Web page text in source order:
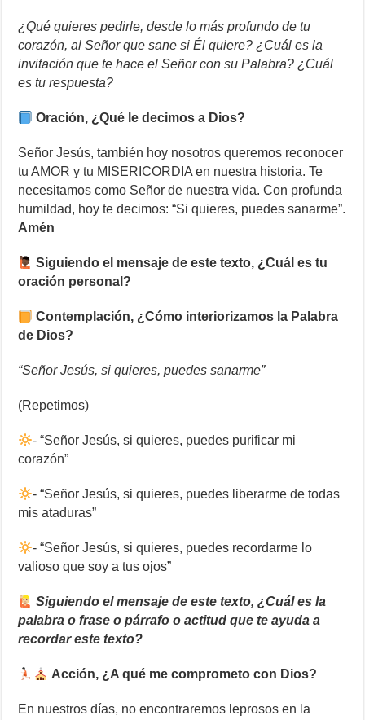
¿Qué quieres pedirle, desde lo más profundo de tu
corazón, al Señor que sane si Él quiere? ¿Cuál es la
invitación que te hace el Señor con su Palabra? ¿Cuál
es tu respuesta?
Oración, ¿Qué le decimos a Dios?
Señor Jesús, también hoy nosotros queremos reconocer
tu AMOR y tu MISERICORDIA en nuestra historia. Te
necesitamos como Señor de nuestra vida. Con profunda
humildad, hoy te decimos: “Si quieres, puedes sanarme”.
Amén
Siguiendo el mensaje de este texto, ¿Cuál es tu
oración personal?
Contemplación, ¿Cómo interiorizamos la Palabra
de Dios?
“Señor Jesús, si quieres, puedes sanarme”
(Repetimos)
- “Señor Jesús, si quieres, puedes purificar mi
corazón”
- “Señor Jesús, si quieres, puedes liberarme de todas
mis ataduras”
- “Señor Jesús, si quieres, puedes recordarme lo
valioso que soy a tus ojos”
Siguiendo el mensaje de este texto, ¿Cuál es la
palabra o frase o párrafo o actitud que te ayuda a
recordar este texto?
Acción, ¿A qué me comprometo con Dios?
En nuestros días, no encontraremos leprosos en la